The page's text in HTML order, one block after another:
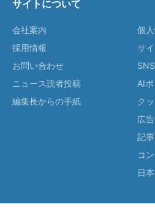
サイトについて
会社案内
採用情報
お問い合わせ
ニュース読者投稿
編集長からの手紙
個
サ
AI
ク
広
記
コ
日